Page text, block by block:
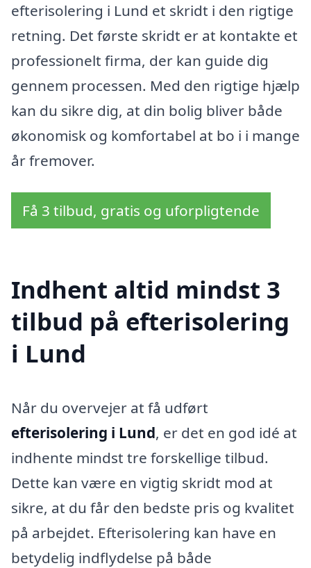
efterisolering i Lund et skridt i den rigtige
retning. Det første skridt er at kontakte et
professionelt firma, der kan guide dig
gennem processen. Med den rigtige hjælp
kan du sikre dig, at din bolig bliver både
økonomisk og komfortabel at bo i i mange
år fremover.
Få 3 tilbud, gratis og uforpligtende
Indhent altid mindst 3
tilbud på efterisolering
i Lund
Når du overvejer at få udført
efterisolering i Lund, er det en god idé at
indhente mindst tre forskellige tilbud.
Dette kan være en vigtig skridt mod at
sikre, at du får den bedste pris og kvalitet
på arbejdet. Efterisolering kan have en
betydelig indflydelse på både